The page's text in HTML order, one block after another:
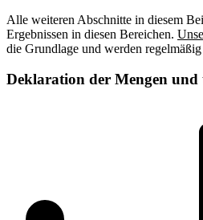
Alle weiteren Abschnitte in diesem
Ergebnissen in diesen Bereichen.
die Grundlage und werden
Deklaration der Mengen und